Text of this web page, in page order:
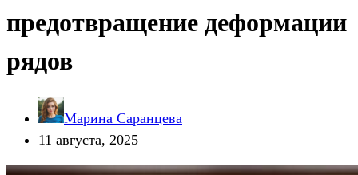
предотвращение деформации
рядов
Марина Саранцева
11 августа, 2025